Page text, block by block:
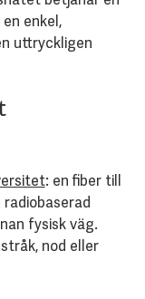
enkel,
uttryckligen
: en fiber till
fysisk väg.
nod eller